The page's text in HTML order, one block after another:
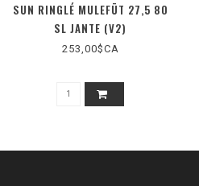
SUN RINGLÉ MULEFÜT 27,5 80
SL JANTE (V2)
253,00$CA